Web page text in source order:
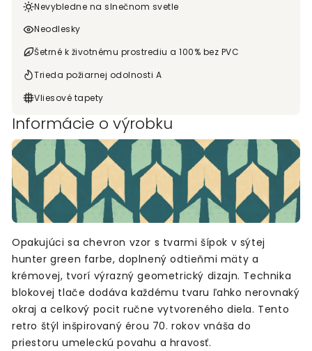
Nevybledne na slnečnom svetle
Neodlesky
Šetrné k životnému prostrediu a 100% bez PVC
Trieda požiarnej odolnosti A
Vliesové tapety
Informácie o výrobku
Opakujúci sa chevron vzor s tvarmi šípok v sýtej
hunter green farbe, doplnený odtieňmi mäty a
krémovej, tvorí výrazný geometrický dizajn. Technika
blokovej tlače dodáva každému tvaru ľahko nerovnaký
okraj a celkový pocit ručne vytvoreného diela. Tento
retro štýl inšpirovaný érou 70. rokov vnáša do
priestoru umeleckú povahu a hravosť.